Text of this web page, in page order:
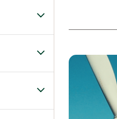
Alternar el
Alternar el
Alternar el